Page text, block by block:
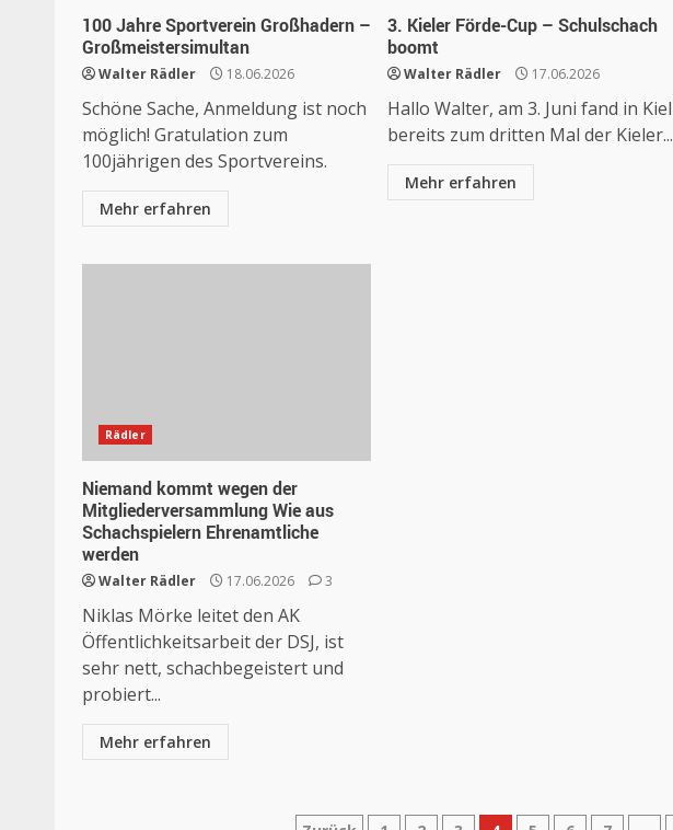
100 Jahre Sportverein Großhadern –
Großmeistersimultan
Walter Rädler 18.06.2026
Schöne Sache, Anmeldung ist noch
möglich! Gratulation zum
100jährigen des Sportvereins.
Mehr erfahren
3. Kieler Förde-Cup – Schulschach
boomt
Walter Rädler 17.06.2026
Hallo Walter, am 3. Juni fand in Kiel
bereits zum dritten Mal der Kieler...
Mehr erfahren
Rädler
Niemand kommt wegen der
Mitgliederversammlung Wie aus
Schachspielern Ehrenamtliche
werden
Walter Rädler 17.06.2026 3
Niklas Mörke leitet den AK
Öffentlichkeitsarbeit der DSJ, ist
sehr nett, schachbegeistert und
probiert...
Mehr erfahren